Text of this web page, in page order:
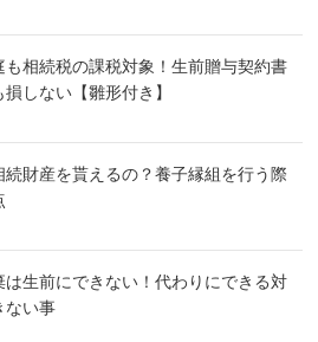
も相続税の課税対象！生前贈与契約書
損しない【雛形付き】
続財産を貰えるの？養子縁組を行う際
は生前にできない！代わりにできる対
ない事